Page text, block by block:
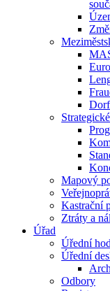
Mapový
Kastrační
Ztráty a
Úřad
Úřední
Úřední
Odbory